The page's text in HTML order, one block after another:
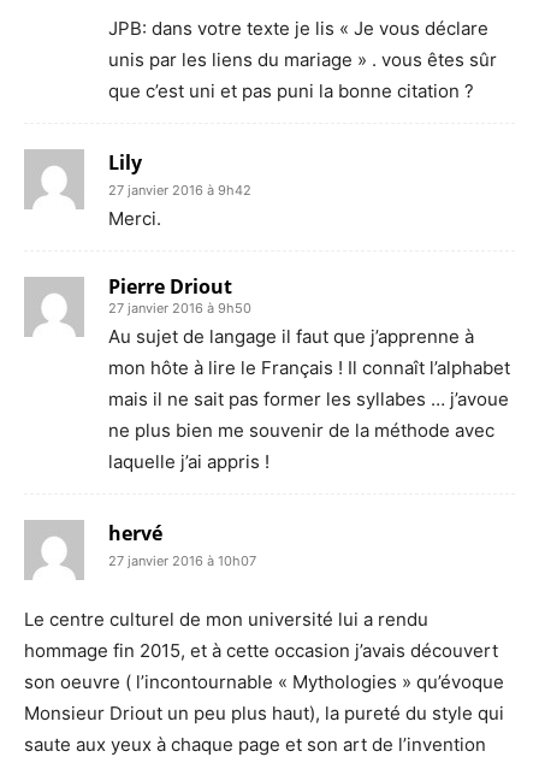
JPB: dans votre texte je lis « Je vous déclare
unis par les liens du mariage » . vous êtes sûr
que c’est uni et pas puni la bonne citation ?
Lily
27 janvier 2016 à 9h42
Merci.
Pierre Driout
27 janvier 2016 à 9h50
Au sujet de langage il faut que j’apprenne à
mon hôte à lire le Français ! Il connaît l’alphabet
mais il ne sait pas former les syllabes … j’avoue
ne plus bien me souvenir de la méthode avec
laquelle j’ai appris !
hervé
27 janvier 2016 à 10h07
Le centre culturel de mon université lui a rendu
hommage fin 2015, et à cette occasion j’avais découvert
son oeuvre ( l’incontournable « Mythologies » qu’évoque
Monsieur Driout un peu plus haut), la pureté du style qui
saute aux yeux à chaque page et son art de l’invention